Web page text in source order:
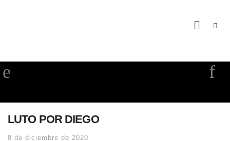
LUTO POR DIEGO
8 de diciembre de 2020